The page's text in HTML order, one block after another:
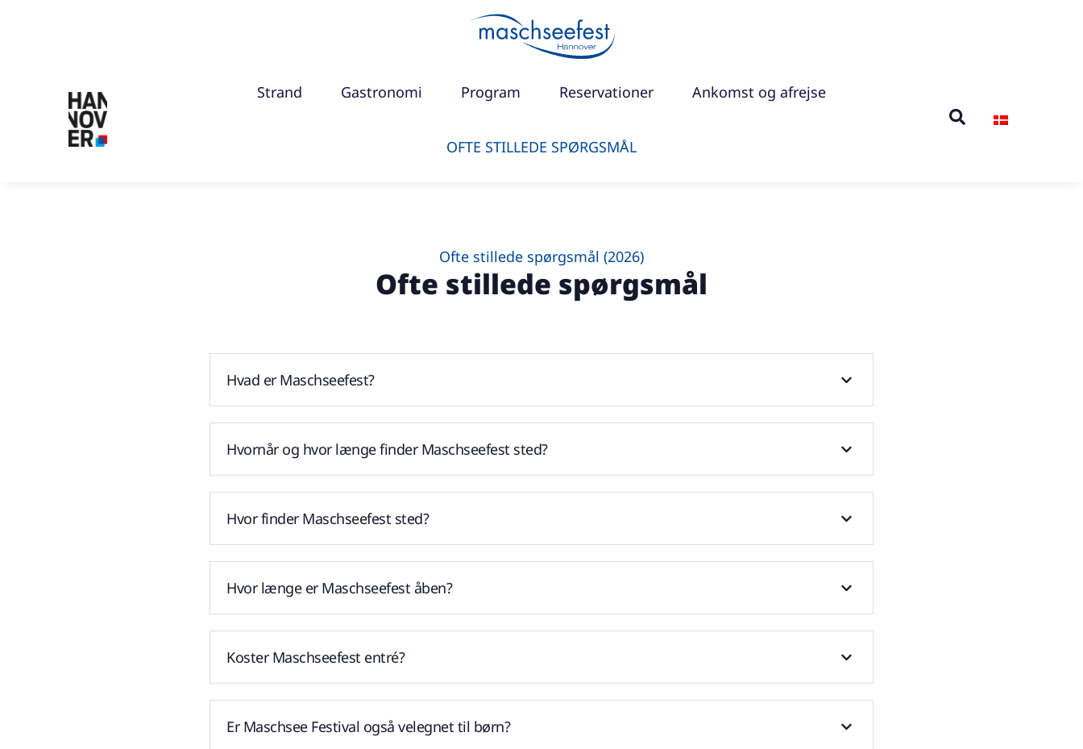
Strand Gastronomi Program Reservationer Ankomst og afrejse
OFTE STILLEDE SPØRGSMÅL
Ofte stillede spørgsmål (2026)
Ofte stillede spørgsmål
Hvad er Maschseefest?
Hvornår og hvor længe finder Maschseefest sted?
Hvor finder Maschseefest sted?
Hvor længe er Maschseefest åben?
Koster Maschseefest entré?
Er Maschsee Festival også velegnet til børn?